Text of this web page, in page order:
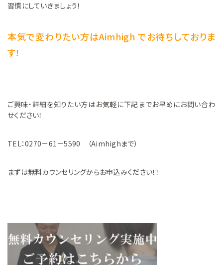
習慣にしていきましょう！
本気で変わりたい方はAimhigh でお待ちしておりま
す！
ご興味・詳細を知りたい方はお気軽に下記までお早めにお問い合わ
せください！
TEL：0270－61－5590 （Aimhighまで）
まずは無料カウンセリングからお申込みください！！